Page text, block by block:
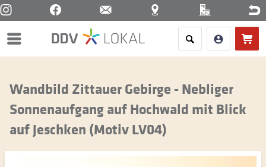
Menü
Wandbild Zittauer Gebirge - Nebliger
Sonnenaufgang auf Hochwald mit Blick
auf Jeschken (Motiv LV04)